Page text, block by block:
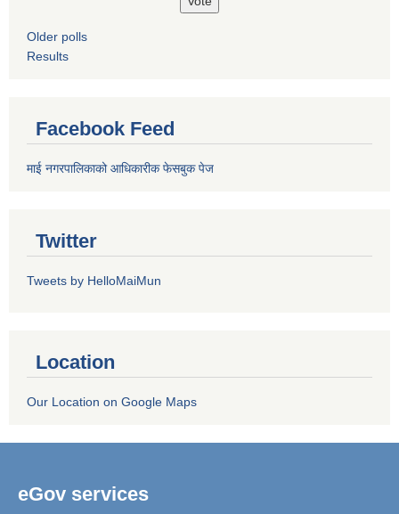
Older polls
Results
Facebook Feed
माई नगरपालिकाको आधिकारीक फेसबुक पेज
Twitter
Tweets by HelloMaiMun
Location
Our Location on Google Maps
eGov services